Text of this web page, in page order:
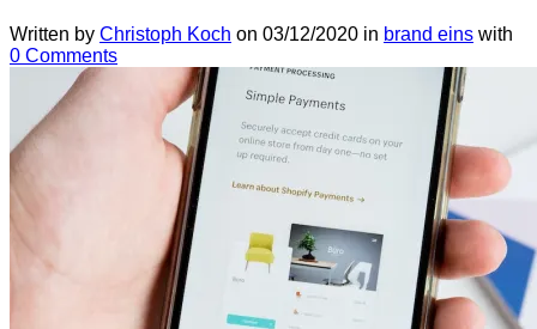
Written by Christoph Koch on 03/12/2020 in brand eins with
0 Comments